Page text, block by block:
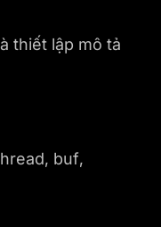
thiết lập mô tả
buf,